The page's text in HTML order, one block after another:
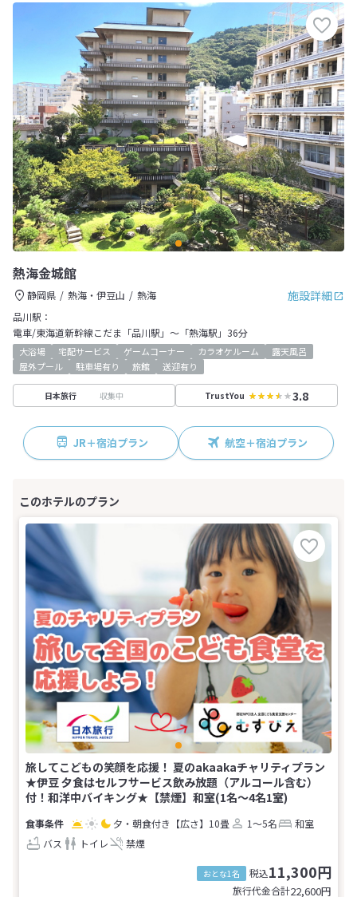
熱海金城館
施設詳細
静岡県 熱海・伊豆山
熱海
品川駅：
電車/東海道新幹線こだま「品川駅」～「熱海駅」36分
大浴場 宅配サービス ゲームコーナー カラオケルーム
露天風呂
屋外プール
駐車場有り 旅館 送迎有り
日本旅行 収集中 TrustYou 3.8
JR＋宿泊プラン 航空＋宿泊プラン
旅してこどもの笑顔を応援！ 夏のakaakaチャリティプラン
★伊豆 夕食はセルフサービス飲み放題（アルコール含む）
付！和洋中バイキング★【禁煙】和室(1名～4名1室)
夕・朝食付き 【広さ】10畳 1～5名
和室
バス
トイレ 禁煙
おとな1名 税込11,300円
旅行代金合計22,600円